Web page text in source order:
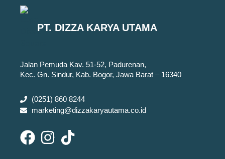
PT. DIZZA KARYA UTAMA
Jalan Pemuda Kav. 51-52, Padurenan,
Kec. Gn. Sindur, Kab. Bogor, Jawa Barat – 16340
(0251) 860 8244
marketing@dizzakaryautama.co.id